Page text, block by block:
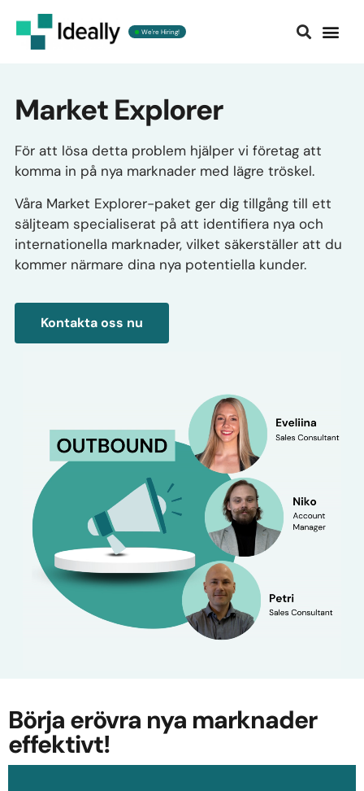
We're Hiring!
Market Explorer
För att lösa detta problem hjälper vi företag att
komma in på nya marknader med lägre tröskel.
Våra Market Explorer-paket ger dig tillgång till ett
säljteam specialiserat på att identifiera nya och
internationella marknader, vilket säkerställer att du
kommer närmare dina nya potentiella kunder.
Kontakta oss nu
Börja erövra nya marknader
effektivt!